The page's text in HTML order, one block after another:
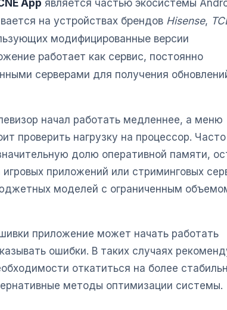
на устройствах брендов Hisense,
модифицированные версии
работает как сервис, постоянно
серверами для получения
начал работать медленнее, а меню
проверить нагрузку на процессор. Часто
долю оперативной памяти,
приложений или стриминговых
моделей с ограниченным
приложение может начать работать
ошибки. В таких случаях
откатиться на более
методы оптимизации системы.